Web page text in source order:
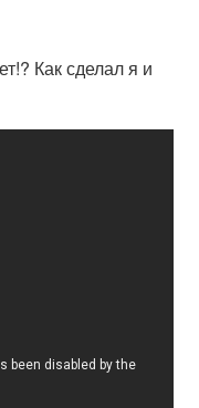
Как сделал я и